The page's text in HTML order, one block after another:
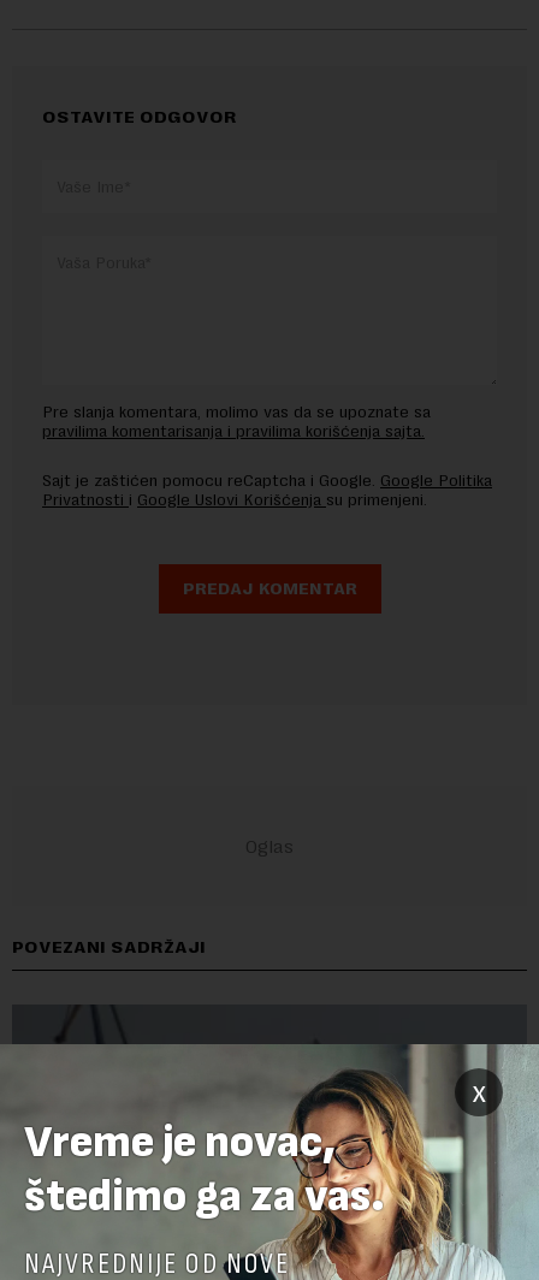
OSTAVITE ODGOVOR
Pre slanja komentara, molimo vas da se upoznate sa
pravilima komentarisanja i pravilima korišćenja sajta.
Sajt je zaštićen pomocu reCaptcha i Google. Google Politika
Privatnosti i Google Uslovi Korišćenja su primenjeni.
POVEZANI SADRŽAJI
x
Vreme je novac,
štedimo ga za vas.
NAJVREDNIJE OD NOVE